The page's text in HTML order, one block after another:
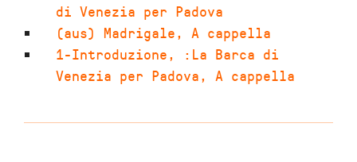
di Venezia per Padova
(aus) Madrigale, A cappella
1-Introduzione,
:La Barca di
Venezia per Padova, A cappella